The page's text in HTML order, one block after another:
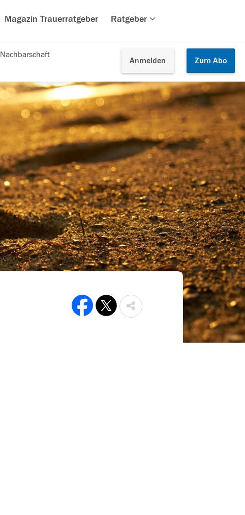
Magazin Trauerratgeber Ratgeber
Anmelden Zum Abo
Nachbarschaft